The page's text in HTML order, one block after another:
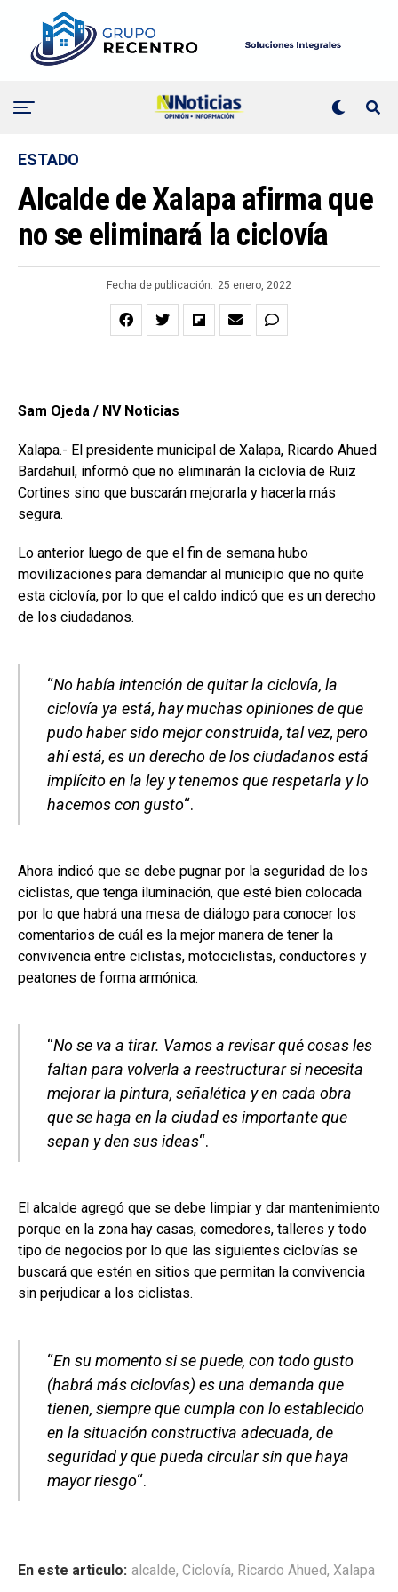
ESTADO
Alcalde de Xalapa afirma que
no se eliminará la ciclovía
Fecha de publicación: 25 enero, 2022
Sam Ojeda / NV Noticias
Xalapa.- El presidente municipal de Xalapa, Ricardo Ahued
Bardahuil, informó que no eliminarán la ciclovía de Ruiz
Cortines sino que buscarán mejorarla y hacerla más
segura.
Lo anterior luego de que el fin de semana hubo
movilizaciones para demandar al municipio que no quite
esta ciclovía, por lo que el caldo indicó que es un derecho
de los ciudadanos.
“No había intención de quitar la ciclovía, la
ciclovía ya está, hay muchas opiniones de que
pudo haber sido mejor construida, tal vez, pero
ahí está, es un derecho de los ciudadanos está
implícito en la ley y tenemos que respetarla y lo
hacemos con gusto“.
Ahora indicó que se debe pugnar por la seguridad de los
ciclistas, que tenga iluminación, que esté bien colocada
por lo que habrá una mesa de diálogo para conocer los
comentarios de cuál es la mejor manera de tener la
convivencia entre ciclistas, motociclistas, conductores y
peatones de forma armónica.
“No se va a tirar. Vamos a revisar qué cosas les
faltan para volverla a reestructurar si necesita
mejorar la pintura, señalética y en cada obra
que se haga en la ciudad es importante que
sepan y den sus ideas“.
El alcalde agregó que se debe limpiar y dar mantenimiento
porque en la zona hay casas, comedores, talleres y todo
tipo de negocios por lo que las siguientes ciclovías se
buscará que estén en sitios que permitan la convivencia
sin perjudicar a los ciclistas.
“En su momento si se puede, con todo gusto
(habrá más ciclovías) es una demanda que
tienen, siempre que cumpla con lo establecido
en la situación constructiva adecuada, de
seguridad y que pueda circular sin que haya
mayor riesgo“.
En este articulo: alcalde, Ciclovía, Ricardo Ahued, Xalapa